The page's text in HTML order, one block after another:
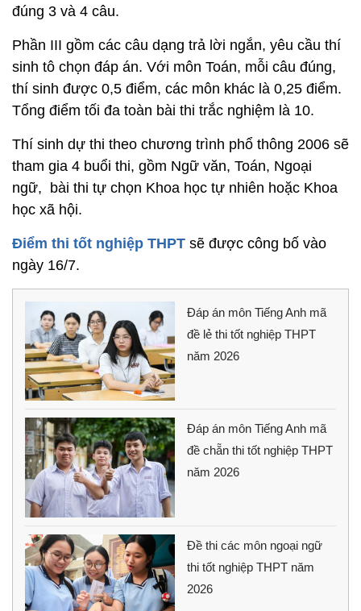
đúng 3 và 4 câu.
Phần III gồm các câu dạng trả lời ngắn, yêu cầu thí
sinh tô chọn đáp án. Với môn Toán, mỗi câu đúng,
thí sinh được 0,5 điểm, các môn khác là 0,25 điểm.
Tổng điểm tối đa toàn bài thi trắc nghiệm là 10.
Thí sinh dự thi theo chương trình phổ thông 2006 sẽ
tham gia 4 buổi thi, gồm Ngữ văn, Toán, Ngoại
ngữ, bài thi tự chọn Khoa học tự nhiên hoặc Khoa
học xã hội.
Điểm thi tốt nghiệp THPT sẽ được công bố vào
ngày 16/7.
Đáp án môn Tiếng Anh mã
đề lẻ thi tốt nghiệp THPT
năm 2026
Đáp án môn Tiếng Anh mã
đề chẵn thi tốt nghiệp THPT
năm 2026
Đề thi các môn ngoại ngữ
thi tốt nghiệp THPT năm
2026